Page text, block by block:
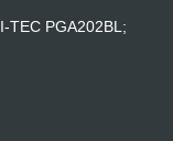
TEC PGA202BL;